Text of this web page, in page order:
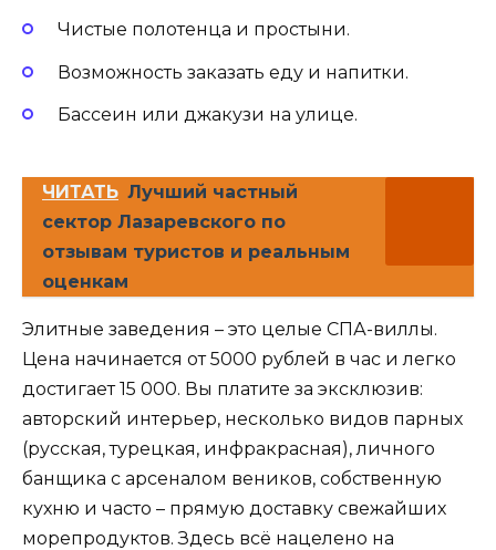
Чистые полотенца и простыни.
Возможность заказать еду и напитки.
Бассеин или джакузи на улице.
ЧИТАТЬ Лучший частный
сектор Лазаревского по
отзывам туристов и реальным
оценкам
Элитные заведения – это целые СПА-виллы.
Цена начинается от 5000 рублей в час и легко
достигает 15 000. Вы платите за эксклюзив:
авторский интерьер, несколько видов парных
(русская, турецкая, инфракрасная), личного
банщика с арсеналом веников, собственную
кухню и часто – прямую доставку свежайших
морепродуктов. Здесь всё нацелено на